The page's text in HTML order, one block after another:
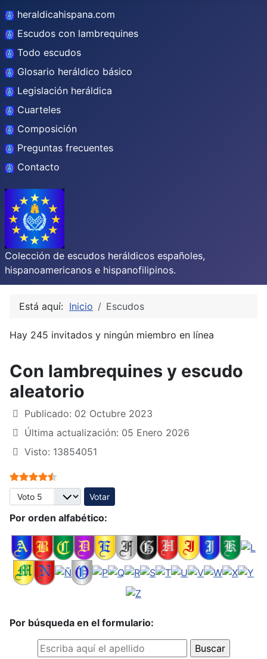
heraldicahispana.com
Escudos con lambrequines
Todo escudos
Glosario heráldico básico
Legislación heráldica
Cuarteles
Composición
Preguntas frecuentes
Contacto
Colección de escudos heráldicos españoles,
hispanoamericanos e hispanofilipinos.
Está aquí: Inicio Escudos
Hay 245 invitados y ningún miembro en línea
Con lambrequines y escudo
aleatorio
Publicado: 02 Octubre 2023
Última actualización: 05 Enero 2026
Visto: 13854051
Ratio:4.5/
Por favor, vote
Por orden alfabético:
Por búsqueda en el formulario: